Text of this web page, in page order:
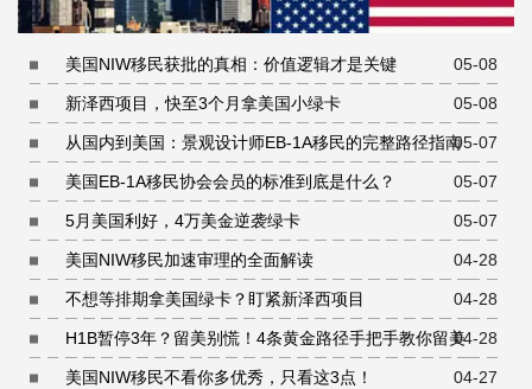
05-08
美国NIW移民获批的真相：价值逻辑才是关键
05-08
新泽西项目，快至3个月拿美国小绿卡
05-07
从国内到美国：景观设计师EB-1A移民的完整路径指南
05-07
美国EB-1A移民协会会员的标准到底是什么？
05-07
5月美国利好，4万美金逆袭绿卡
04-28
美国NIW移民加速审理的全面解读
04-28
不想等排期拿美国绿卡？盯紧新泽西项目
04-28
H1B暂停3年？留美别慌！4条黄金路径手把手教你留美
04-27
美国NIW移民不看你多优秀，只看这3点！